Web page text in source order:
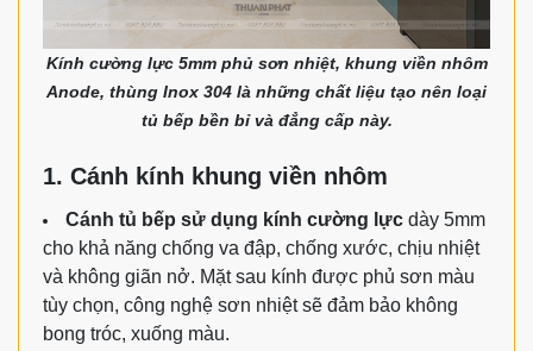
Kính cường lực 5mm phủ sơn nhiệt, khung viền nhôm
Anode, thùng Inox 304 là những chất liệu tạo nên loại
tủ bếp bền bỉ và đẳng cấp này.
1. Cánh kính khung viền nhôm
Cánh tủ bếp sử dụng kính cường lực dày 5mm
cho khả năng chống va đập, chống xước, chịu nhiệt
và không giãn nở. Mặt sau kính được phủ sơn màu
tùy chọn, công nghệ sơn nhiệt sẽ đảm bảo không
bong tróc, xuống màu.